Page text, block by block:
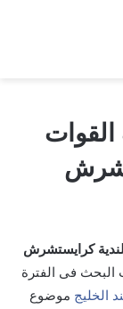
القوات
البحث فى الفترة
الخليج موضوع